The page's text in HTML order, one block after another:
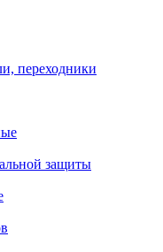
переходники
защиты